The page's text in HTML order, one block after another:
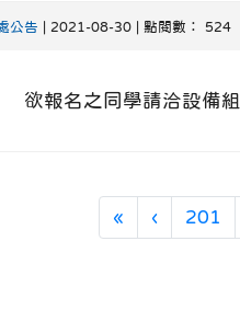
公告 | 2021-08-30 | 點閱數： 524
名之同學請洽設備組
«第一頁
‹上一頁
201